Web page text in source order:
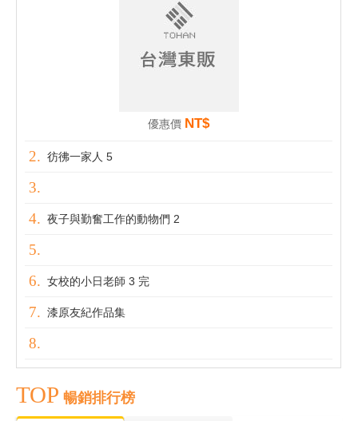
優惠價 NT$
彷彿一家人 5
夜子與勤奮工作的動物們 2
女校的小日老師 3 完
漆原友紀作品集
TOP 暢銷排行榜